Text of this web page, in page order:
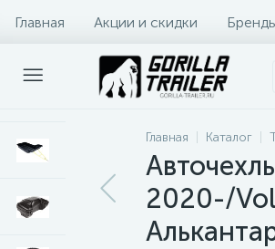
Главная Акции и скидки
Оплата и доставка Контакты
Главная Каталог
2020-/